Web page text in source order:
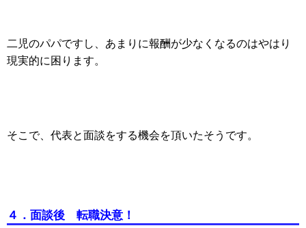
二児のパパですし、あまりに報酬が少なくなるのはやはり
現実的に困ります。
そこで、代表と面談をする機会を頂いたそうです。
４．面談後 転職決意！